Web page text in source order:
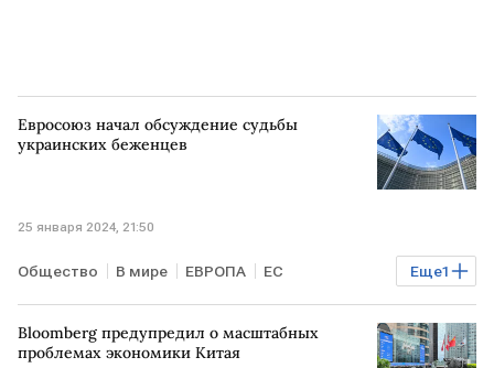
Евросоюз начал обсуждение судьбы
украинских беженцев
25 января 2024, 21:50
Еще1
Общество В мире ЕВРОПА ЕС
украинские беженцы
Bloomberg предупредил о масштабных
проблемах экономики Китая